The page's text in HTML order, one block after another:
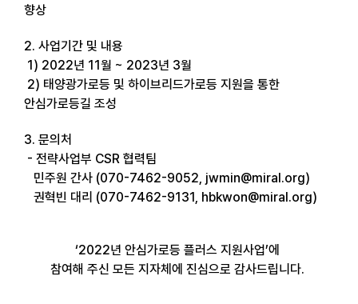
향상
2. 사업기간 및 내용
1) 2022년 11월 ~ 2023년 3월
2) 태양광가로등 및 하이브리드가로등 지원을 통한
안심가로등길 조성
3. 문의처
- 전략사업부 CSR 협력팀
민주원 간사 (070-7462-9052, jwmin@miral.org)
권혁빈 대리 (070-7462-9131, hbkwon@miral.org)
‘2022년 안심가로등 플러스 지원사업’에
참여해 주신 모든 지자체에 진심으로 감사드립니다.